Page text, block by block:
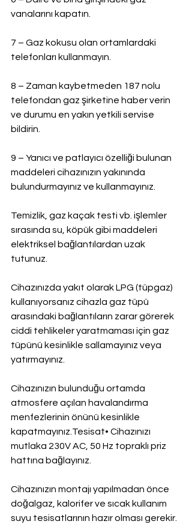
vanalarını kapatın.
7 – Gaz kokusu olan ortamlardaki
telefonları kullanmayın.
8 – Zaman kaybetmeden 187 nolu
telefondan gaz şirketine haber verin
ve durumu en yakın yetkili servise
bildirin.
9 – Yanıcı ve patlayıcı özelliği bulunan
maddeleri cihazınızın yakınında
bulundurmayınız ve kullanmayınız.
Temizlik, gaz kaçak testi vb. işlemler
sırasında su, köpük gibi maddeleri
elektriksel bağlantılardan uzak
tutunuz.
Cihazınızda yakıt olarak LPG (tüpgaz)
kullanıyorsanız cihazla gaz tüpü
arasındaki bağlantıların zarar görerek
ciddi tehlikeler yaratmaması için gaz
tüpünü kesinlikle sallamayınız veya
yatırmayınız.
Cihazınızın bulunduğu ortamda
atmosfere açılan havalandırma
menfezlerinin önünü kesinlikle
kapatmayınız.Tesisat• Cihazınızı
mutlaka 230V AC, 50 Hz topraklı priz
hattına bağlayınız.
Cihazınızın montajı yapılmadan önce
doğalgaz, kalorifer ve sıcak kullanım
suyu tesisatlarının hazır olması gerekir.